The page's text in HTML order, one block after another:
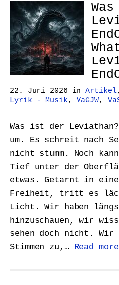
22. Juni 2026 in Artikel
Lyrik - Musik, VaGJW,
Was ist der
um. Es schreit nach
nicht stumm. Noch
Tief unter der
etwas. Getarnt in
Freiheit, tritt es
Licht. Wir haben
hinzuschauen, wir
sehen doch nicht. Wir
Stimmen zu,… Read